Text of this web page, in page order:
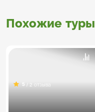
Похожие туры
5 / 2 отзыва